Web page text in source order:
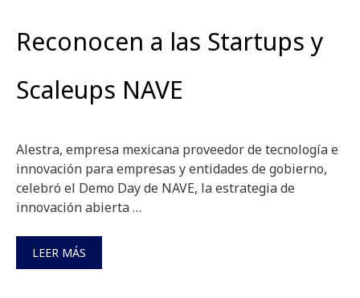
Reconocen a las Startups y
Scaleups NAVE
Alestra, empresa mexicana proveedor de tecnología e
innovación para empresas y entidades de gobierno,
celebró el Demo Day de NAVE, la estrategia de
innovación abierta …
LEER MÁS